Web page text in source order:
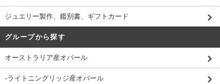
ジュエリー製作、鑑別書、ギフトカード
グループから探す
オーストラリア産オパール
-ライトニングリッジ産オパール